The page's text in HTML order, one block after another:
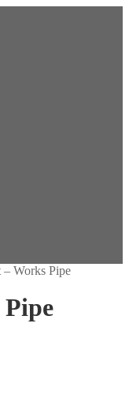
Works Pipe